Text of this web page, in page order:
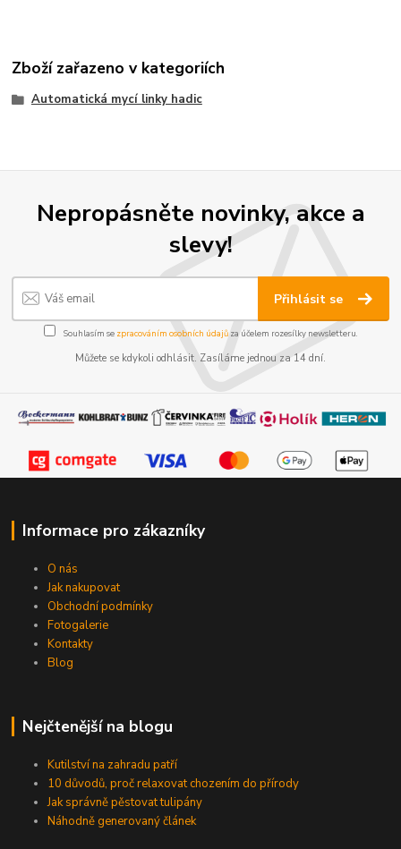
Zboží zařazeno v kategoriích
Automatická mycí linky hadic
Nepropásněte novinky, akce a
slevy!
Přihlásit se
Souhlasím se zpracováním osobních údajůza účelem rozesílky newsletteru.
Můžete se kdykoli odhlásit. Zasíláme jednou za 14 dní.
Informace pro zákazníky
O nás
Jak nakupovat
Obchodní podmínky
Fotogalerie
Kontakty
Blog
Nejčtenější na blogu
Kutilství na zahradu patří
10 důvodů, proč relaxovat chozením do přírody
Jak správně pěstovat tulipány
Náhodně generovaný článek